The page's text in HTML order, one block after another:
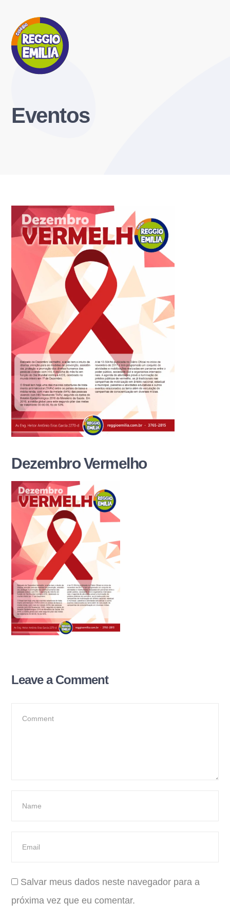
Eventos
Dezembro Vermelho
Leave a Comment
Salvar meus dados neste navegador para a
próxima vez que eu comentar.